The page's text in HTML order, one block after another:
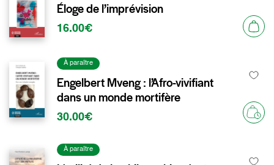
Éloge de l’imprévision
16.00€
À paraître
Engelbert Mveng : l’Afro-vivifiant
dans un monde mortifère
30.00€
À paraître